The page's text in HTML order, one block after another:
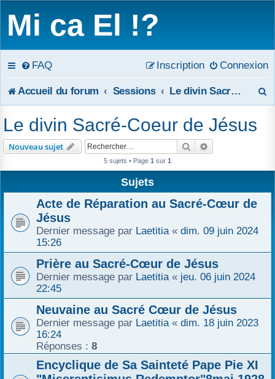
Mi ca El !?
FAQ Connexion
Inscription
Accueil du forum Sessions Le divin Sacré-Coeur de Jésus
Le divin Sacré-Coeur de Jésus
Nouveau sujet Rechercher
5 sujets • Page 1 sur 1
Sujets
Acte de Réparation au Sacré-Cœur de
Jésus
Dernier message par Laetitia « dim. 09 juin 2024
15:26
Prière au Sacré-Cœur de Jésus
Dernier message par Laetitia « jeu. 06 juin 2024
22:45
Neuvaine au Sacré Cœur de Jésus
Dernier message par Laetitia « dim. 18 juin 2023
16:24
Réponses : 8
Encyclique de Sa Sainteté Pape Pie XI